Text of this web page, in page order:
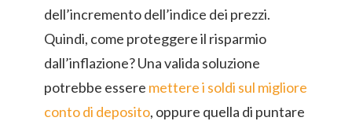
dell’incremento dell’indice dei prezzi.
Quindi, come proteggere il risparmio
dall’inflazione? Una valida soluzione
potrebbe essere mettere i soldi sul migliore
conto di deposito, oppure quella di puntare